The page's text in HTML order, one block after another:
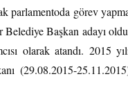
parlamentoda görev
Başkan adayı
olarak atandı. 2015
(29.08.2015-